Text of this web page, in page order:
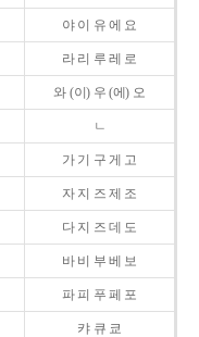
야 이 유 에 요
라 리 루 레 로
와 (이) 우 (에) 오
ㄴ
가 기 구 게 고
자 지 즈 제 조
다 지 즈 데 도
바 비 부 베 보
파 피 푸 페 포
캬 큐 쿄